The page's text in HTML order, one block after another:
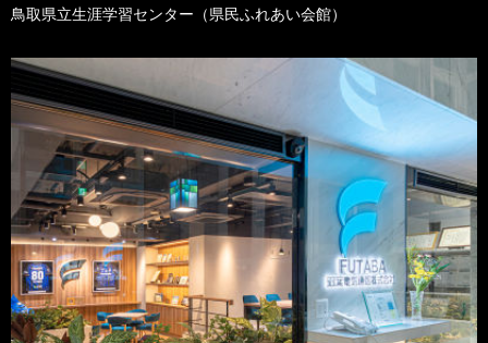
鳥取県立生涯学習センター（県民ふれあい会館）